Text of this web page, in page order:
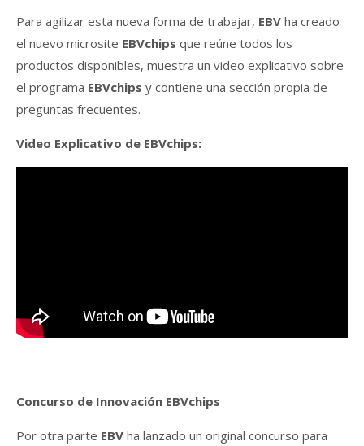
Para agilizar esta nueva forma de trabajar, EBV ha creado
el nuevo microsite EBVchips que reúne todos los
productos disponibles, muestra un video explicativo sobre
el programa EBVchips y contiene una sección propia de
preguntas frecuentes.
Video Explicativo de EBVchips:
Concurso de Innovación EBVchips
Por otra parte EBV ha lanzado un original concurso para